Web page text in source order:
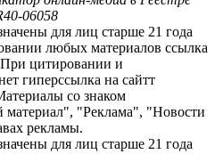
06058
для лиц старше 21 года
любых материалов ссылка
цитировании и
гиперссылка на сайтт
со знаком
"Реклама", "Новости
рекламы.
для лиц старше 21 года